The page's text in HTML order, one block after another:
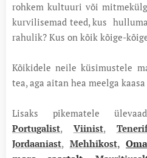
rohkem kultuuri või
kurvilisemad teed, kus
rahulik? Kus on kõik kõige-
Kõikidele neile küsimustele
tea, aga aitan hea meelga
Lisaks pikematele
Portugalist, Viinist,
Jordaaniast, Mehhikost,